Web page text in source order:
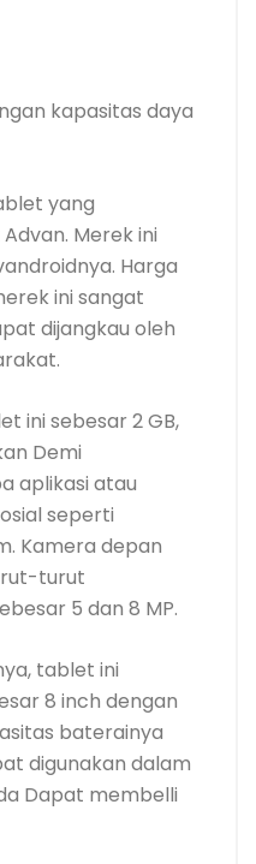
kapasitas daya
yang
Merek ini
Harga
ini sangat
dijangkau oleh
ini sebesar 2 GB,
Demi
aplikasi atau
seperti
Kamera depan
turut
5 dan 8 MP.
tablet ini
8 inch dengan
baterainya
digunakan dalam
Dapat membelli